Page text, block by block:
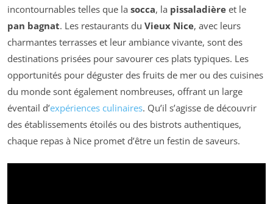
incontournables telles que la socca, la pissaladière et le
pan bagnat. Les restaurants du Vieux Nice, avec leurs
charmantes terrasses et leur ambiance vivante, sont des
destinations prisées pour savourer ces plats typiques. Les
opportunités pour déguster des fruits de mer ou des cuisines
du monde sont également nombreuses, offrant un large
éventail d’expériences culinaires. Qu’il s’agisse de découvrir
des établissements étoilés ou des bistrots authentiques,
chaque repas à Nice promet d’être un festin de saveurs.